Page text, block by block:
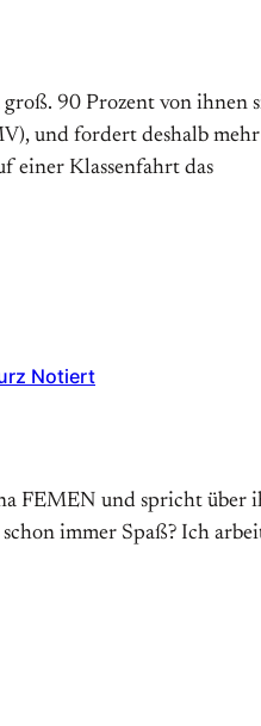
90 Prozent von ihnen
und fordert deshalb
einer Klassenfahrt das
Notiert
und spricht über
immer Spaß? Ich